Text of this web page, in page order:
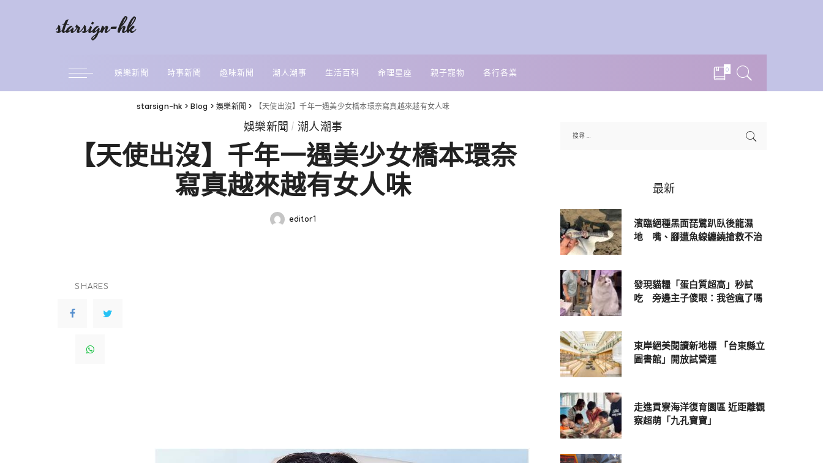
starsign-hk
娛樂新聞 時事新聞 趣味新聞 潮人潮事 生活百科 命理星座 親子寵物 各行各業 0
starsign-hk >Blog >娛樂新聞 > 【天使出沒】千年一遇美少女橋本環奈寫真越來越有女人味
娛樂新聞 潮人潮事
【天使出沒】千年一遇美少女橋本環奈
寫真越來越有女人味
Posted
editor1
SHARES
最新
濱臨絕種黑面琵鷺趴臥後龍濕
地 嘴、腳遭魚線纏繞搶救不治
發現貓糧「蛋白質超高」秒試
吃 旁邊主子傻眼：我爸瘋了嗎
東岸絕美閱讀新地標 「台東縣立
圖書館」開放試營運
走進貢寮海洋復育園區 近距離觀
察超萌「九孔寶寶」